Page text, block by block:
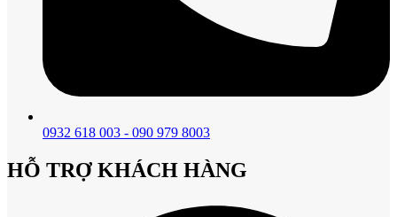
0932 618 003 - 090 979 8003
HỖ TRỢ KHÁCH HÀNG